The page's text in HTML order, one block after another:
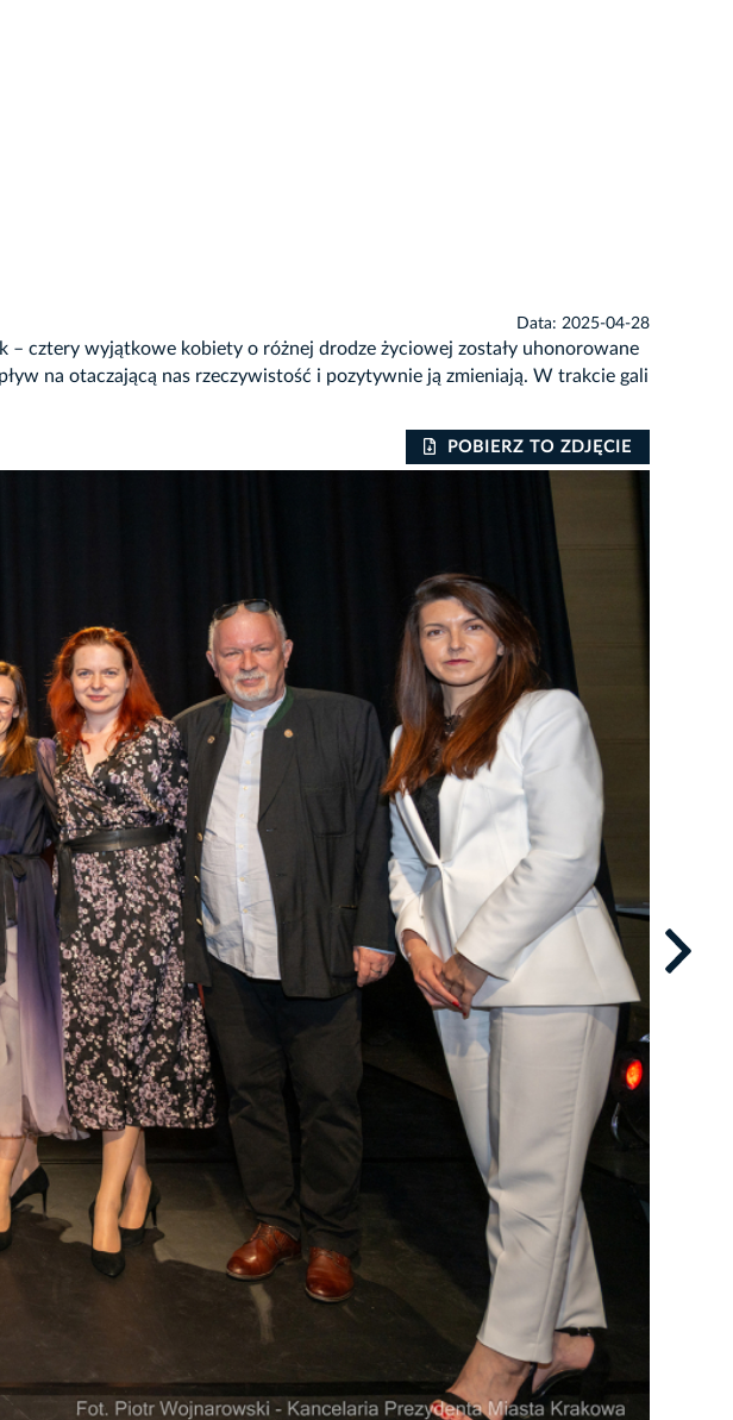
Data: 2025-04-28
– cztery wyjątkowe kobiety o różnej drodze życiowej zostały uhonorowane
na otaczającą nas rzeczywistość i pozytywnie ją zmieniają. W trakcie gali
POBIERZ TO ZDJĘCIE